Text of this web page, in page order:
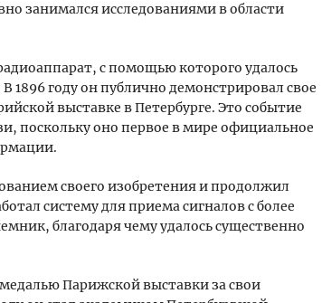
занимался исследованиями в области
с помощью которого удалось
1896 году он публично демонстрировал свое
выставке в Петербурге. Это событие
поскольку оно первое в мире официальное
своего изобретения и продолжил
систему для приема сигналов с более
благодаря чему удалось существенно
Парижской выставки за свои